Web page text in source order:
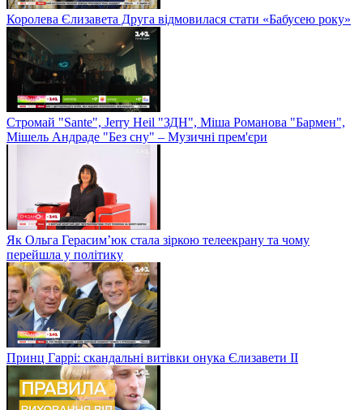
Королева Єлизавета Друга відмовилася стати «Бабусею року»
Стромай "Sante", Jerry Heil "ЗДН", Міша Романова "Бармен",
Мішель Андраде "Без сну" – Музичні прем'єри
Як Ольга Герасим’юк стала зіркою телеекрану та чому
перейшла у політику
Принц Гаррі: скандальні витівки онука Єлизавети II